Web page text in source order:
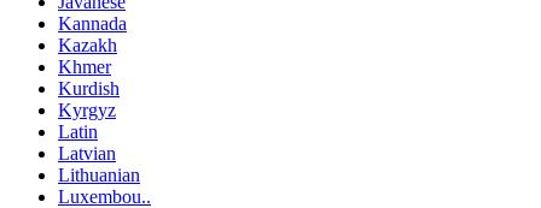
Kannada
Kazakh
Khmer
Kurdish
Kyrgyz
Latin
Latvian
Lithuanian
Luxembou..